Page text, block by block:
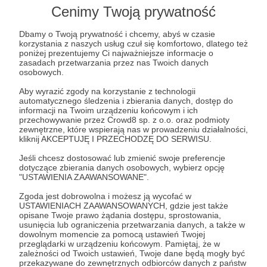
Cenimy Twoją prywatność
Dbamy o Twoją prywatność i chcemy, abyś w czasie
korzystania z naszych usług czuł się komfortowo, dlatego też
poniżej prezentujemy Ci najważniejsze informacje o
zasadach przetwarzania przez nas Twoich danych
osobowych.
Aby wyrazić zgody na korzystanie z technologii
automatycznego śledzenia i zbierania danych, dostęp do
informacji na Twoim urządzeniu końcowym i ich
przechowywanie przez Crowd8 sp. z o.o. oraz podmioty
zewnętrzne, które wspierają nas w prowadzeniu działalności,
kliknij AKCEPTUJĘ I PRZECHODZĘ DO SERWISU.
Jeśli chcesz dostosować lub zmienić swoje preferencje
dotyczące zbierania danych osobowych, wybierz opcję
"USTAWIENIA ZAAWANSOWANE".
Zgoda jest dobrowolna i możesz ją wycofać w
USTAWIENIACH ZAAWANSOWANYCH, gdzie jest także
opisane Twoje prawo żądania dostępu, sprostowania,
usunięcia lub ograniczenia przetwarzania danych, a także w
dowolnym momencie za pomocą ustawień Twojej
przeglądarki w urządzeniu końcowym. Pamiętaj, że w
zależności od Twoich ustawień, Twoje dane będą mogły być
przekazywane do zewnętrznych odbiorców danych z państw
Witaj na pokładzieOfki! ⚓️😺
Bardzo się cieszymy, że tu jesteś.
Od ponad trzech lat co tydzień publikujemy filmy
z naszych rejsów – najpierw po Bałtyku i Zalewie
Szczecińskim, a później również wokół Europy: z
Rozwiń opis
Cele
Słodka Woda
GPS dla Ofki –